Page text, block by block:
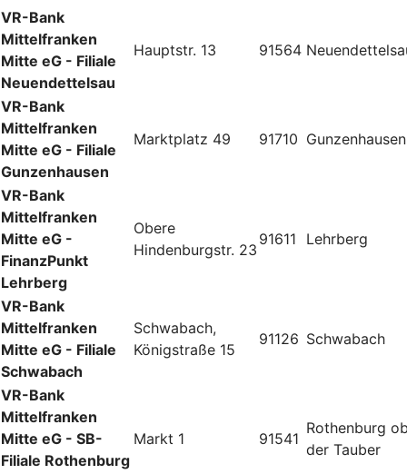
VR-Bank
Mittelfranken
Mitte eG - Filiale
Neuendettelsau
Hauptstr. 13 91564
VR-Bank
Mittelfranken
Mitte eG - Filiale
Gunzenhausen
Marktplatz 49 91710 Gunzenhausen
VR-Bank
Mittelfranken
Mitte eG -
FinanzPunkt
Lehrberg
Obere
Hindenburgstr. 23
91611 Lehrberg
VR-Bank
Mittelfranken
Mitte eG - Filiale
Schwabach
Schwabach,
Königstraße 15
91126 Schwabach
VR-Bank
Mittelfranken
Mitte eG - SB-
Filiale Rothenburg
Markt 1 91541
Rothenburg
der Tauber